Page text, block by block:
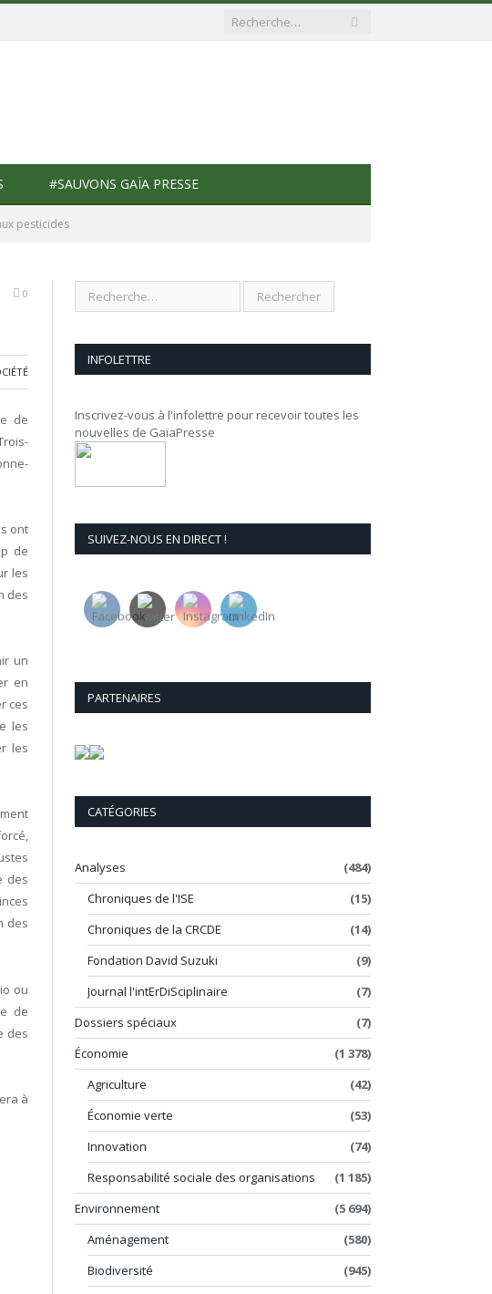
#SAUVONS GAÏA PRESSE
pesticides
0
de
ont
de
les
des
un
en
ces
les
les
des
des
ou
de
des
à
INFOLETTRE
Inscrivez-vous à l'infolettre pour recevoir toutes les
nouvelles de GaïaPresse
SUIVEZ-NOUS EN DIRECT !
PARTENAIRES
CATÉGORIES
Analyses
(484)
Chroniques de l'ISE
(15)
Chroniques de la CRCDE
(14)
Fondation David Suzuki
(9)
Journal l'intErDiSciplinaire
(7)
Dossiers spéciaux
(7)
Économie
(1 378)
Agriculture
(42)
Économie verte
(53)
Innovation
(74)
Responsabilité sociale des organisations
(1 185)
Environnement
(5 694)
Aménagement
(580)
Biodiversité
(945)